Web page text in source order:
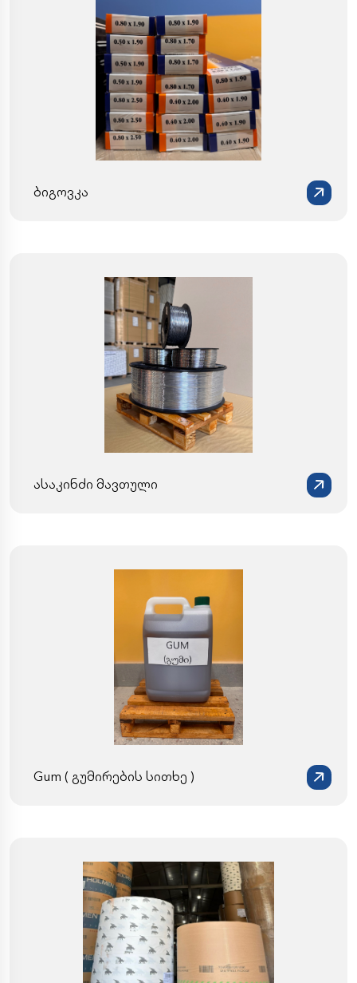
ბიგოვკა
ასაკინძი მავთული
Gum ( გუმირების სითხე )